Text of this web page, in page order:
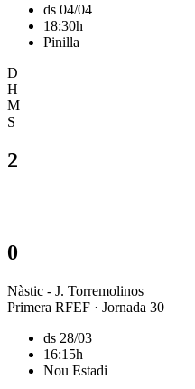
ds 04/04
18:30h
Pinilla
D
H
M
S
2
0
Nàstic - J. Torremolinos
Primera RFEF · Jornada 30
ds 28/03
16:15h
Nou Estadi